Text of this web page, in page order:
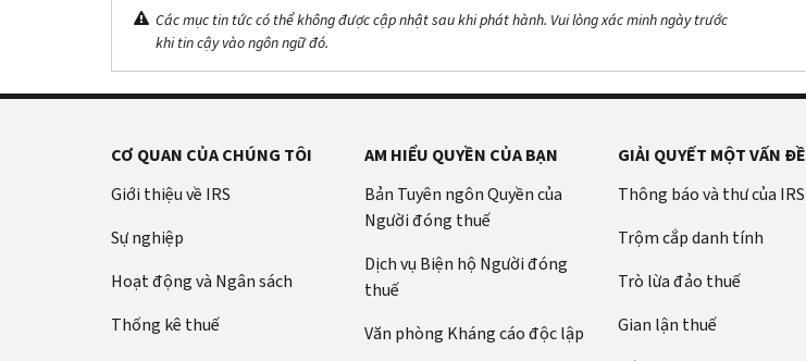
Các mục tin tức có thể không được cập nhật sau khi phát hành. Vui lòng xác minh ngày trước
khi tin cậy vào ngôn ngữ đó.
CƠ QUAN CỦA CHÚNG TÔI
Giới thiệu về IRS
Sự nghiệp
Hoạt động và Ngân sách
Thống kê thuế
AM HIỂU QUYỀN CỦA BẠN
Bản Tuyên ngôn Quyền của
Người đóng thuế
Dịch vụ Biện hộ Người đóng
thuế
Văn phòng Kháng cáo độc lập
GIẢI QUYẾT MỘT VẤN ĐỀ
Thông báo và thư của IRS
Trộm cắp danh tính
Trò lừa đảo thuế
Gian lận thuế